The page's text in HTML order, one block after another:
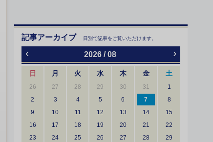
記事アーカイブ 日別で記事をご覧いただけます。
‹ 2026 / 08 ›
日 月 火 水 木 金 土
26 27 28 29 30 31
1
2
3 4 5 6 7
8
9
10 11 12 13 14
15
16
17 18 19 20 21
22
23
24 25 26 27 28
29